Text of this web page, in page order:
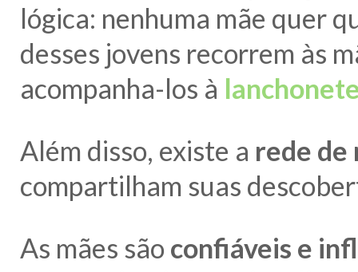
lógica: nenhuma mãe quer
desses jovens recorrem às
acompanha-los à
Além disso, existe a rede de
compartilham suas
As mães são confiáveis e